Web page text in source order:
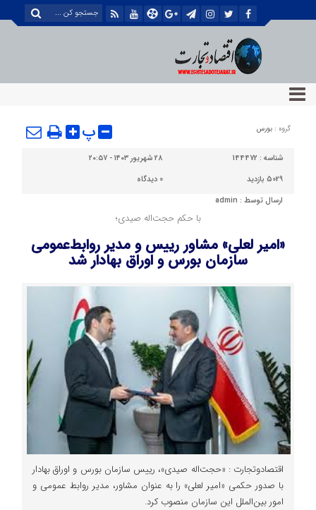
گروه : بورس پ
شناسه : 144472
۲۸ شهریور ۱۴۰۳ - ۲۰:۵۷
5029 بازدید
0 دیدگاه
ارسال توسط : admin
با حکم حجت‌اله صیدی؛
«امیر لعلی» مشاور رییس و مدیر روابط‌عمومی
سازمان بورس و اوراق بهادار شد
اقتصادوتجارت : «حجت‌اله صیدی»، رییس سازمان بورس و اوراق بهادار
با صدور حکمی «امیر لعلی» را به عنوان مشاور، مدیر روابط‌ عمومی و
امور بین‌الملل این سازمان منصوب کرد.